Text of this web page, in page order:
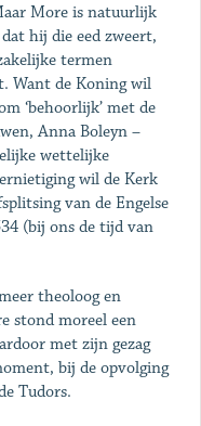
More is natuurlijk
hij die eed zweert,
termen
Want de Koning wil
‘behoorlijk’ met de
Anna Boleyn –
wettelijke
wil de Kerk
van de Engelse
(bij ons de tijd van
theoloog en
stond moreel een
met zijn gezag
bij de opvolging
Tudors.